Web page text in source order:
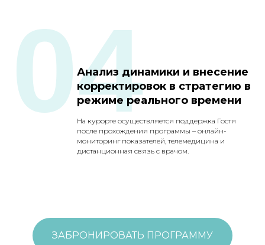
Анализ динамики и внесение
корректировок в стратегию в
режиме реального времени
На курорте осуществляется поддержка Гостя
после прохождения программы – онлайн-
мониторинг показателей, телемедицина и
дистанционная связь с врачом.
04
ЗАБРОНИРОВАТЬ ПРОГРАММУ